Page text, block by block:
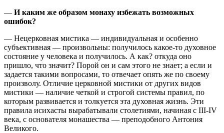
— И каким же образом монаху избежать возможных
ошибок?
— Нецерковная мистика — индивидуальная и особенно
субъективная — произвольны: получилось какое-то духовное
состояние у человека и получилось. А как? откуда оно
пришло, что значит? Порой он и сам этого не знает; а если и
задается такими вопросами, то отвечает опять же по своему
произволу. Отличие церковной мистики от других видов
мистики — наличие четкой и строгой системы правил, по
которым развивается и толкуется эта духовная жизнь. Эти
правила исихасты вырабатывали столетиями, начиная с III-IV
века, с основателя монашества — преподобного Антония
Великого.